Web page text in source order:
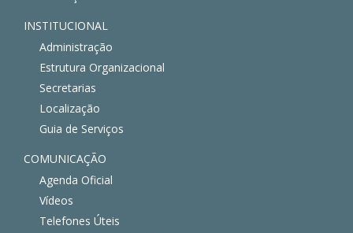
INSTITUCIONAL
Administração
Estrutura Organizacional
Secretarias
Localização
Guia de Serviços
COMUNICAÇÃO
Agenda Oficial
Vídeos
Telefones Úteis